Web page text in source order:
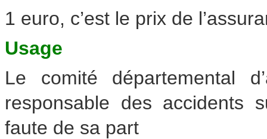
1 euro, c’est le prix de
Usage
Le comité départemental
responsable des accidents
faute de sa part